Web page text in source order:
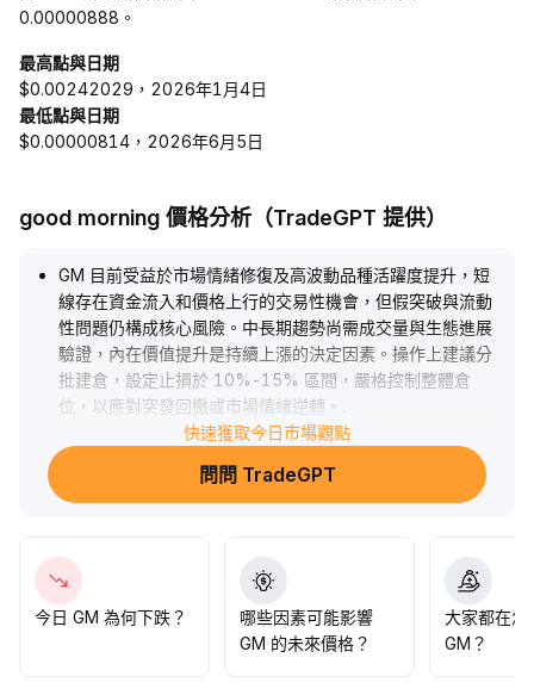
0.00000888。
最高點與日期
$0.00242029，2026年1月4日
最低點與日期
$0.00000814，2026年6月5日
good morning 價格分析（TradeGPT 提供）
GM 目前受益於市場情緒修復及高波動品種活躍度提升，短
線存在資金流入和價格上行的交易性機會，但假突破與流動
性問題仍構成核心風險。中長期趨勢尚需成交量與生態進展
驗證，內在價值提升是持續上漲的決定因素。操作上建議分
批建倉，設定止損於 10%-15% 區間，嚴格控制整體倉
位，以應對突發回撤或市場情緒逆轉。
快速獲取今日市場觀點
問問 TradeGPT
今日 GM 為何下跌？
哪些因素可能影響
GM 的未來價格？
大家都在怎
GM？